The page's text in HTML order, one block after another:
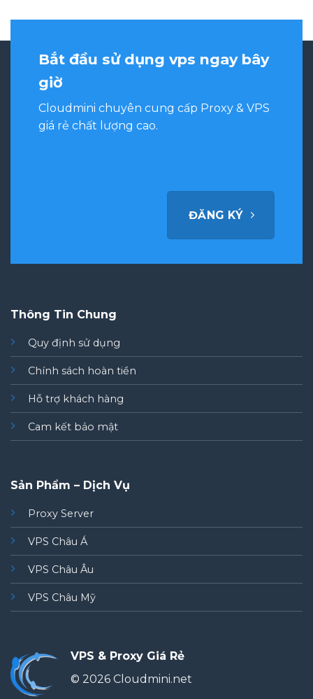
Bắt đầu sử dụng vps ngay bây
giờ
Cloudmini chuyên cung cấp Proxy & VPS
giá rẻ chất lượng cao.
ĐĂNG KÝ
Thông Tin Chung
Quy định sử dụng
Chính sách hoàn tiền
Hỗ trợ khách hàng
Cam kết bảo mật
Sản Phẩm – Dịch Vụ
Proxy Server
VPS Châu Á
VPS Châu Âu
VPS Châu Mỹ
VPS & Proxy Giá Rẻ
© 2026 Cloudmini.net